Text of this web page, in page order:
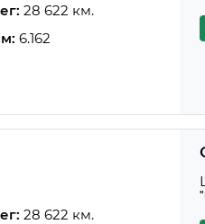
28 622 км.
6.162
28 622 км.